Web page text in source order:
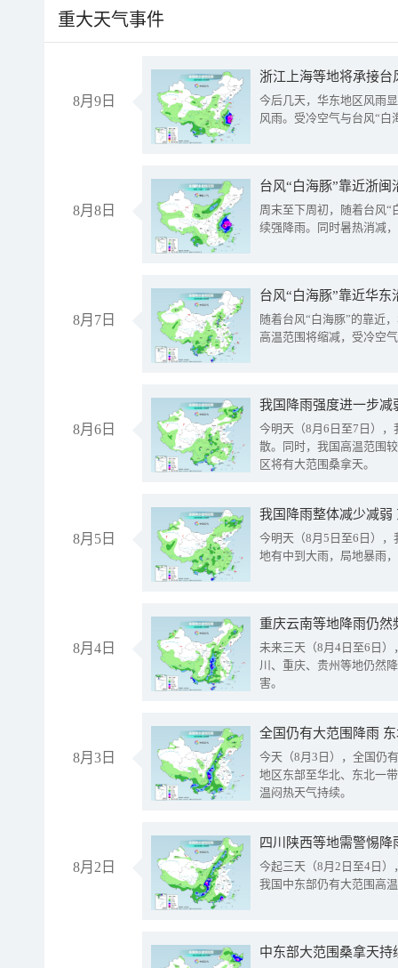
重大天气事件
8月9日
浙江上海等地将承接台
今后几天，华东地区风雨
风雨。受冷空气与台风“白
8月8日
台风“白海豚”靠近浙
周末至下周初，随着台风“
续强降雨。同时暑热消减
8月7日
台风“白海豚”靠近华
随着台风“白海豚”的靠近
高温范围将缩减，受冷空
8月6日
今明天（8月6日至7日）
散。同时，我国高温范围
区将有大范围桑拿天。
8月5日
我国降雨整体减少减弱
今明天（8月5日至6日）
地有中到大雨，局地暴雨
8月4日
重庆云南等地降雨仍然
未来三天（8月4日至6日
川、重庆、贵州等地仍然
害。
8月3日
全国仍有大范围降雨
今天（8月3日），全国仍
地区东部至华北、东北一
温闷热天气持续。
8月2日
今起三天（8月2日至4日
我国中东部仍有大范围高
中东部大范围桑拿天